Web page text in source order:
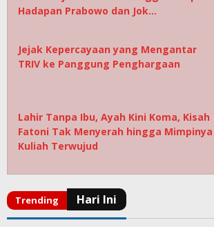
Hadapan Prabowo dan Jok…
Jejak Kepercayaan yang Mengantar
TRIV ke Panggung Penghargaan
Lahir Tanpa Ibu, Ayah Kini Koma, Kisah
Fatoni Tak Menyerah hingga Mimpinya
Kuliah Terwujud